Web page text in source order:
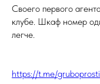
Своего первого
клубе. Шкаф номер
легче.
https://t.me/